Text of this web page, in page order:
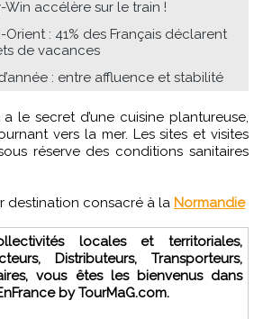
Win accélère sur le train !
: 41% des Français déclarent
de vacances
: entre affluence et stabilité
vers la mer. Les sites et visites
réserve des conditions sanitaires
destination consacré à la Normandie
Distributeurs, Transporteurs,
vous êtes les bienvenus dans
by TourMaG.com.